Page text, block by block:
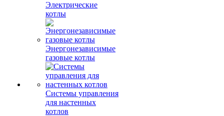
Электрические
котлы
Энергонезависимые
газовые котлы
Системы управления
для настенных
котлов